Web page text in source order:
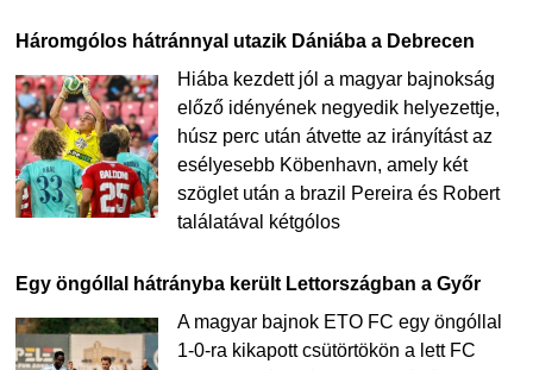
Háromgólos hátránnyal utazik Dániába a Debrecen
Hiába kezdett jól a magyar bajnokság
előző idényének negyedik helyezettje,
húsz perc után átvette az irányítást az
esélyesebb Köbenhavn, amely két
szöglet után a brazil Pereira és Robert
találatával kétgólos
Egy öngóllal hátrányba került Lettországban a Győr
A magyar bajnok ETO FC egy öngóllal
1-0-ra kikapott csütörtökön a lett FC